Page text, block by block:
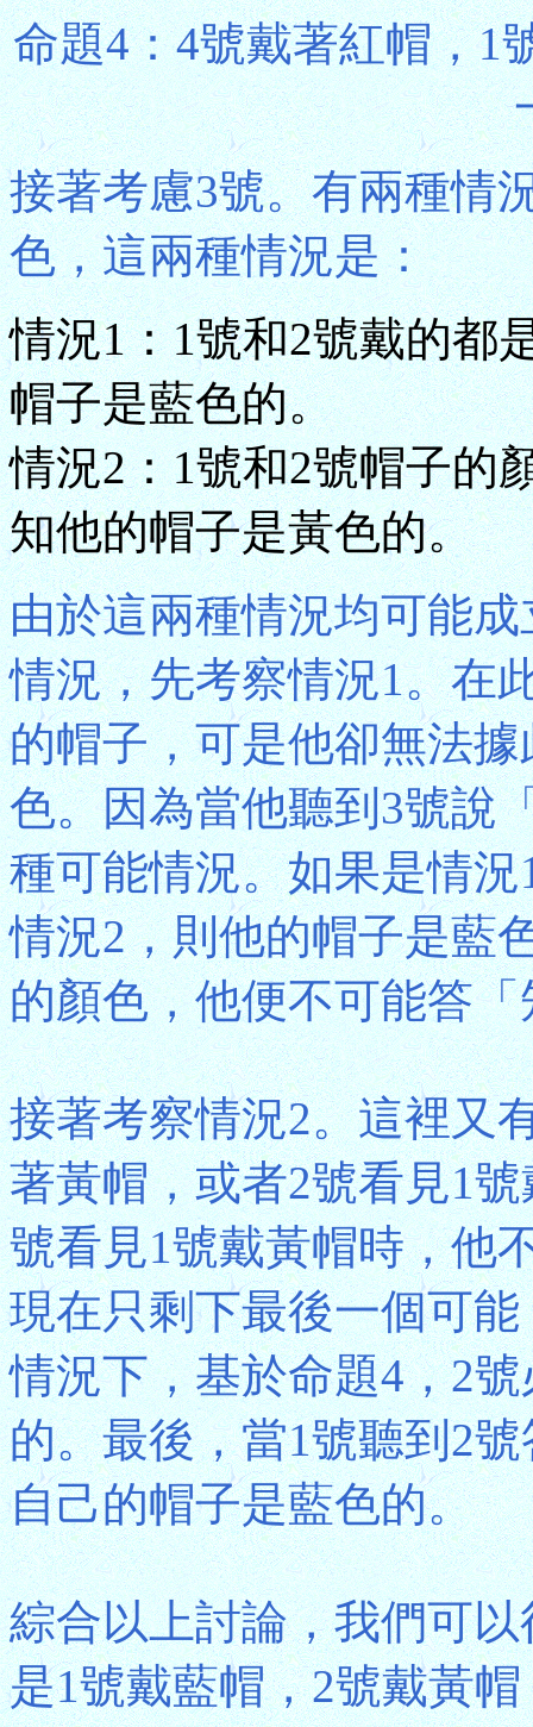
命題4：4號戴著紅帽，1
接著考慮3號。有兩種情
色，這兩種情況是：
情況1：1號和2號戴的都
帽子是藍色的。
情況2：1號和2號帽子的
知他的帽子是黃色的。
由於這兩種情況均可能
情況，先考察情況1。在
的帽子，可是他卻無法
色。因為當他聽到3號說
種可能情況。如果是情
情況2，則他的帽子是藍
的顏色，他便不可能答
接著考察情況2。這裡又
著黃帽，或者2號看見1
號看見1號戴黃帽時，他
現在只剩下最後一個可
情況下，基於命題4，2
的。最後，當1號聽到2
自己的帽子是藍色的。
綜合以上討論，我們可
是1號戴藍帽，2號戴黃